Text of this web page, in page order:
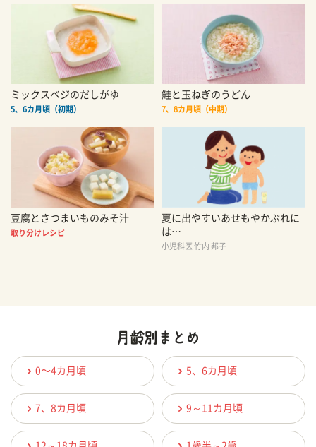
ミックスベジのだしがゆ
5、6カ月頃（初期）
鮭と玉ねぎのうどん
7、8カ月頃（中期）
豆腐とさつまいものみそ汁
取り分けレシピ
夏に出やすいあせもやかぶれに
は…
小児科医 竹内 邦子
0〜4カ月頃 5、6カ月頃
7、8カ月頃 9～11カ月頃